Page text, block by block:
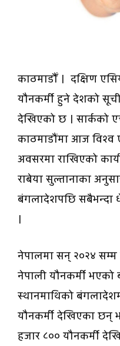
काठमाडौँ । दक्षिण
यौनकर्मी हुने देशको
देखिएको छ । सार्कको
काठमाडौंमा आज विश्व
अवसरमा राखिएको
राबेया सुल्तानाका
बंगलादेशपछि सबैभन्दा
।
नेपालमा सन् २०२४ सम्म
नेपाली यौनकर्मी
स्थानमाथिको
यौनकर्मी देखिएका छन्
हजार ८०० यौनकर्मी